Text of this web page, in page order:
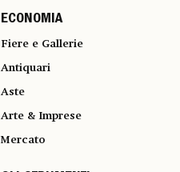
ECONOMIA
Fiere e Gallerie
Antiquari
Aste
Arte & Imprese
Mercato